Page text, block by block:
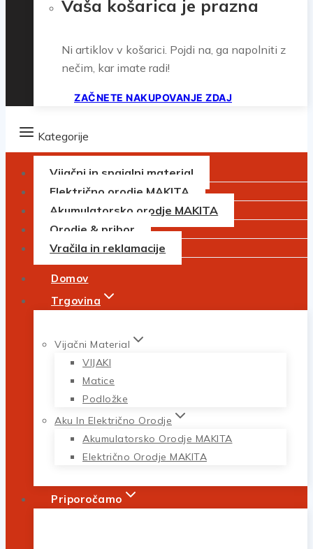
Vaša košarica je prazna
Ni artiklov v košarici. Pojdi na, ga napolniti z
nečim, kar imate radi!
ZAČNETE NAKUPOVANJE ZDAJ
Kategorije
Vijačni in spajalni material
Električno orodje MAKITA
Akumulatorsko orodje MAKITA
Orodje & pribor
Vračila in reklamacije
Domov
Trgovina
Vijačni Material
VIJAKI
Matice
Podložke
Aku In Električno Orodje
Akumulatorsko Orodje MAKITA
Električno Orodje MAKITA
Priporočamo